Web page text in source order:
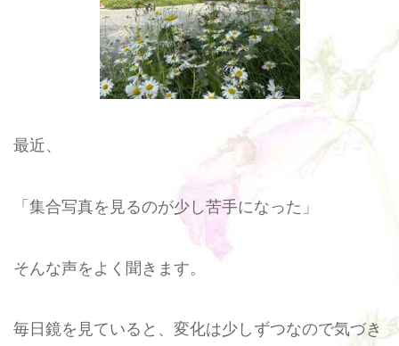
最近、
「集合写真を見るのが少し苦手になった」
そんな声をよく聞きます。
毎日鏡を見ていると、変化は少しずつなので気づき